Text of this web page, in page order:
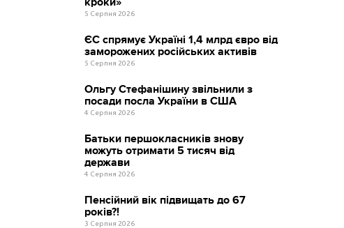
5 Серпня 2026
ЄС спрямує Україні 1,4 млрд євро від
заморожених російських активів
5 Серпня 2026
Ольгу Стефанішину звільнили з
посади посла України в США
4 Серпня 2026
Батьки першокласників знову
можуть отримати 5 тисяч від
держави
4 Серпня 2026
Пенсійний вік підвищать до 67
років?!
3 Серпня 2026